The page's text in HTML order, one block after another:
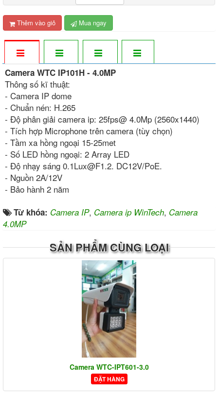
Thêm vào giỏ Mua ngay
Camera WTC IP101H - 4.0MP
Thông số kĩ thuật:
- Camera IP dome
- Chuẩn nén: H.265
- Độ phân giải camera ip: 25fps@ 4.0Mp (2560x1440)
- Tích hợp Microphone trên camera (tùy chọn)
- Tầm xa hồng ngoại 15-25met
- Số LED hồng ngoại: 2 Array LED
- Độ nhạy sáng 0.1Lux@F1.2. DC12V/PoE.
- Nguồn 2A/12V
- Bảo hành 2 năm
Từ khóa: Camera IP, Camera ip WinTech, Camera
4.0MP
SẢN PHẨM CÙNG LOẠI
Camera WTC-IPT601-3.0
ĐẶT HÀNG